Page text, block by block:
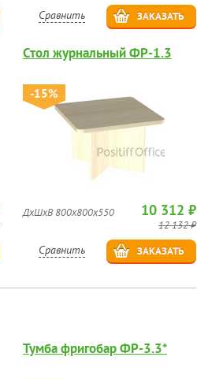
Сравнить ЗАКАЗАТЬ
Стол журнальный ФР-1.3
-15%
ДхШхВ 800х800х550 10 312 ₽
12 132 ₽
Сравнить ЗАКАЗАТЬ
Тумба фригобар ФР-3.3*